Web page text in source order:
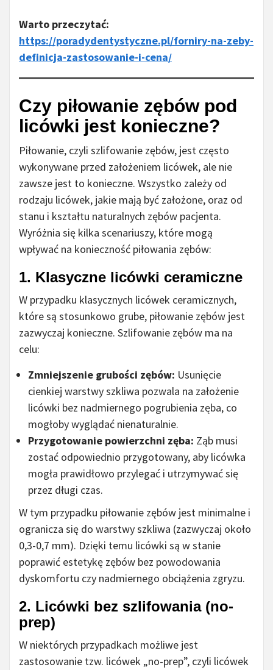
Warto przeczytać:
https://poradydentystyczne.pl/forniry-na-zeby-
definicja-zastosowanie-i-cena/
Czy piłowanie zębów pod
licówki jest konieczne?
Piłowanie, czyli szlifowanie zębów, jest często
wykonywane przed założeniem licówek, ale nie
zawsze jest to konieczne. Wszystko zależy od
rodzaju licówek, jakie mają być założone, oraz od
stanu i kształtu naturalnych zębów pacjenta.
Wyróżnia się kilka scenariuszy, które mogą
wpływać na konieczność piłowania zębów:
1. Klasyczne licówki ceramiczne
W przypadku klasycznych licówek ceramicznych,
które są stosunkowo grube, piłowanie zębów jest
zazwyczaj konieczne. Szlifowanie zębów ma na
celu:
Zmniejszenie grubości zębów: Usunięcie
cienkiej warstwy szkliwa pozwala na założenie
licówki bez nadmiernego pogrubienia zęba, co
mogłoby wyglądać nienaturalnie.
Przygotowanie powierzchni zęba: Ząb musi
zostać odpowiednio przygotowany, aby licówka
mogła prawidłowo przylegać i utrzymywać się
przez długi czas.
W tym przypadku piłowanie zębów jest minimalne i
ogranicza się do warstwy szkliwa (zazwyczaj około
0,3-0,7 mm). Dzięki temu licówki są w stanie
poprawić estetykę zębów bez powodowania
dyskomfortu czy nadmiernego obciążenia zgryzu.
2. Licówki bez szlifowania (no-
prep)
W niektórych przypadkach możliwe jest
zastosowanie tzw. licówek „no-prep”, czyli licówek